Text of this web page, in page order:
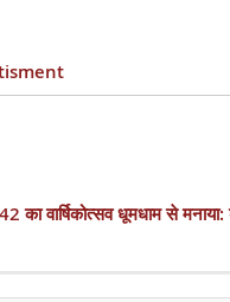
का वार्षिकोत्सव धूमधाम से